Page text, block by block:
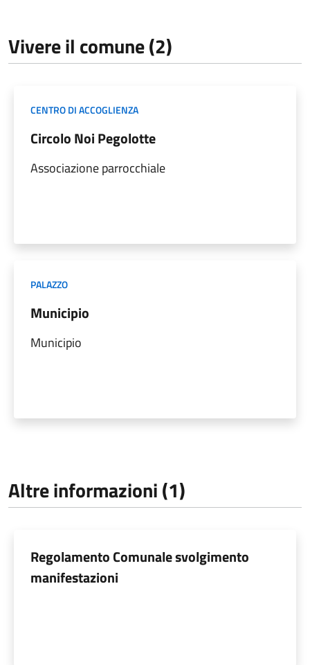
Vivere il comune (2)
CENTRO DI ACCOGLIENZA
Circolo Noi Pegolotte
Associazione parrocchiale
PALAZZO
Municipio
Municipio
Altre informazioni (1)
Regolamento Comunale svolgimento
manifestazioni